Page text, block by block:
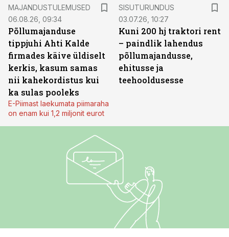
MAJANDUSTULEMUSED
06.08.26, 09:34
Põllumajanduse
tippjuhi Ahti Kalde
firmades käive üldiselt
kerkis, kasum samas
nii kahekordistus kui
ka sulas pooleks
E-Piimast laekumata piimaraha
on enam kui 1,2 miljonit eurot
SISUTURUNDUS
03.07.26, 10:27
Kuni 200 hj traktori rent
– paindlik lahendus
põllumajandusse,
ehitusse ja
teehooldusesse